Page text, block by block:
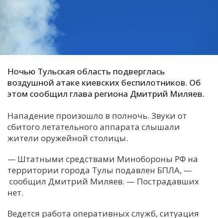
И
К
М
Н
Т
У
Ч
Ночью Тульская область подверглась
воздушной атаке киевских беспилотников. Об
этом сообщил глава региона Дмитрий Миляев.
Нападение произошло в полночь. Звуки от
сбитого летательного аппарата слышали
жители оружейной столицы.
— Штатными средствами Минобороны РФ на
территории города Тулы подавлен БПЛА, —
сообщил Дмитрий Миляев. — Пострадавших
нет.
Ведется работа оперативных служб, ситуация